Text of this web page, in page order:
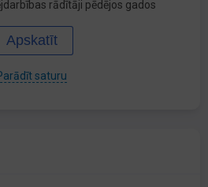
rādītāji pēdējos gados
Apskatīt
saturu